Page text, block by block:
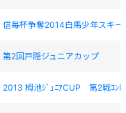
信毎杯争奪2014白馬少年スキー
第2回戸隠ジュニアカップ
2013 栂池ｼﾞｭﾆｱCUP 第2戦ｺﾝﾋ